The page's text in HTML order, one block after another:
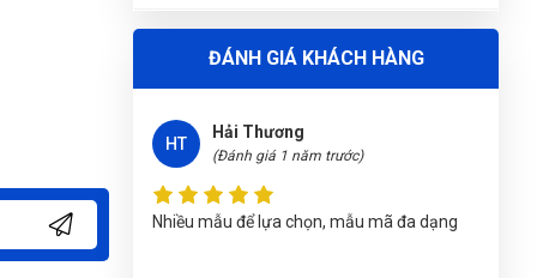
Nguyễn Phương Yến Linh(Tỉnh Tuyên Quang)
đã mua sản phẩm CẦN XIẾT LỰC 1" 300-
1500N.M WOKIN 157543
Trần Thị Kim Trúc(Tỉnh Tây Ninh)
sản phẩm CẦN XIẾT LỰC 1" 300-1500N.M
WOKIN 157543
Phùng Bảo Ngọc(Thành phố Đà Nẵng)
ĐÁNH GIÁ KHÁCH HÀNG
HT
Hải Thương
(Đánh giá 1 năm trước)
Nhiều mẫu để lựa chọn, mẫu mã đa dạng